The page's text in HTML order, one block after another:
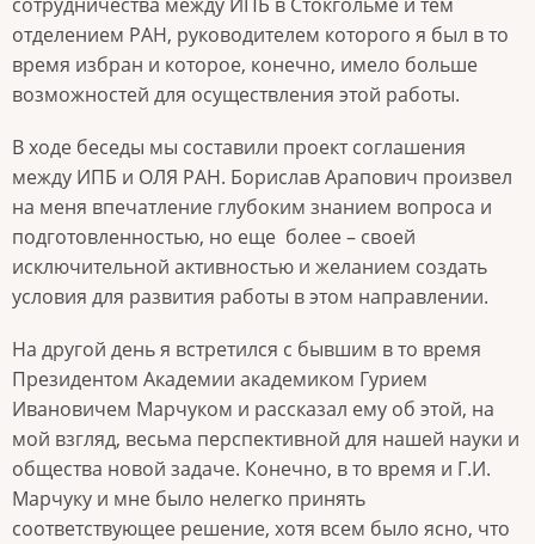
отделением РАН, руководителем которого я был в то
время избран и которое, конечно, имело больше
возможностей для осуществления этой работы.
В ходе беседы мы составили проект соглашения
между ИПБ и ОЛЯ РАН. Борислав Арапович произвел
на меня впечатление глубоким знанием вопроса и
подготовленностью, но еще более – своей
исключительной активностью и желанием создать
условия для развития работы в этом направлении.
На другой день я встретился с бывшим в то время
Президентом Академии академиком Гурием
Ивановичем Марчуком и рассказал ему об этой, на
мой взгляд, весьма перспективной для нашей науки и
общества новой задаче. Конечно, в то время и Г.И.
Марчуку и мне было нелегко принять
соответствующее решение, хотя всем было ясно, что